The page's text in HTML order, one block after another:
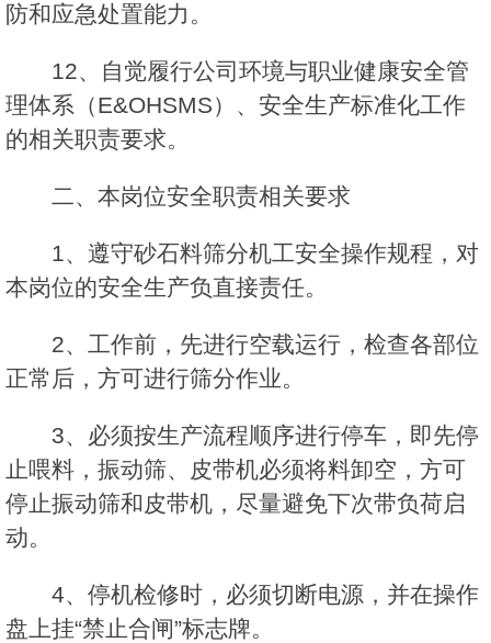
防和应急处置能力。
12、自觉履行公司环境与职业健康安全管
理体系（E&OHSMS）、安全生产标准化工作
的相关职责要求。
二、本岗位安全职责相关要求
1、遵守砂石料筛分机工安全操作规程，对
本岗位的安全生产负直接责任。
2、工作前，先进行空载运行，检查各部位
正常后，方可进行筛分作业。
3、必须按生产流程顺序进行停车，即先停
止喂料，振动筛、皮带机必须将料卸空，方可
停止振动筛和皮带机，尽量避免下次带负荷启
动。
4、停机检修时，必须切断电源，并在操作
盘上挂“禁止合闸”标志牌。